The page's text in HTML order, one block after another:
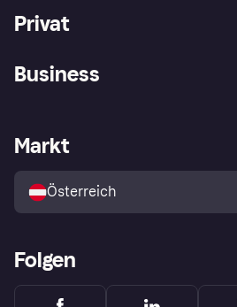
Privat
Shops entdecken
Business
Händlerportal
Markt
Österreich
Folgen